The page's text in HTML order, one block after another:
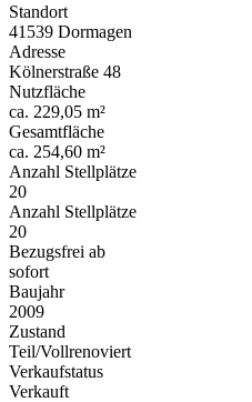
Standort
41539 Dormagen
Adresse
Kölnerstraße 48
Nutzfläche
ca. 229,05 m²
Gesamtfläche
ca. 254,60 m²
Anzahl Stellplätze
20
Anzahl Stellplätze
20
Bezugsfrei ab
sofort
Baujahr
2009
Zustand
Teil/Vollrenoviert
Verkaufstatus
Verkauft